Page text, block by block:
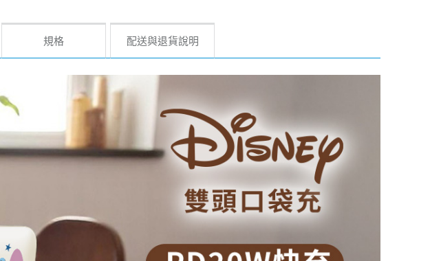
規格 配送與退貨說明